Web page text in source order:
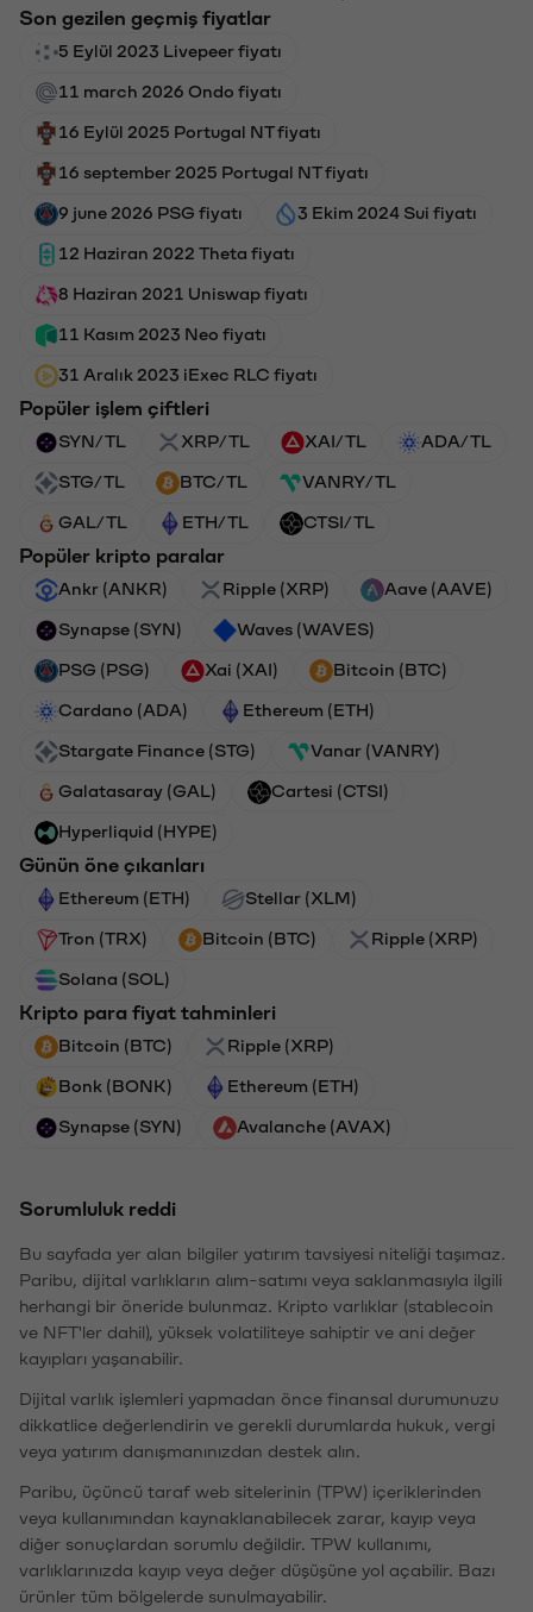
Son gezilen geçmiş fiyatlar
5 Eylül 2023 Livepeer fiyatı
11 march 2026 Ondo fiyatı
16 Eylül 2025 Portugal NT fiyatı
16 september 2025 Portugal NT fiyatı
9 june 2026 PSG fiyatı 3 Ekim 2024 Sui fiyatı
12 Haziran 2022 Theta fiyatı
8 Haziran 2021 Uniswap fiyatı
11 Kasım 2023 Neo fiyatı
31 Aralık 2023 iExec RLC fiyatı
Popüler işlem çiftleri
SYN/TL XRP/TL XAI/TL ADA/TL
STG/TL BTC/TL VANRY/TL
GAL/TL ETH/TL CTSI/TL
Popüler kripto paralar
Ankr (ANKR) Ripple (XRP) Aave (AAVE)
Synapse (SYN) Waves (WAVES)
PSG (PSG) Xai (XAI) Bitcoin (BTC)
Cardano (ADA) Ethereum (ETH)
Stargate Finance (STG) Vanar (VANRY)
Galatasaray (GAL) Cartesi (CTSI)
Hyperliquid (HYPE)
Günün öne çıkanları
Ethereum (ETH) Stellar (XLM)
Tron (TRX) Bitcoin (BTC) Ripple (XRP)
Solana (SOL)
Kripto para fiyat tahminleri
Bitcoin (BTC) Ripple (XRP)
Bonk (BONK) Ethereum (ETH)
Synapse (SYN) Avalanche (AVAX)
Sorumluluk reddi
Bu sayfada yer alan bilgiler yatırım tavsiyesi niteliği taşımaz.
Paribu, dijital varlıkların alım-satımı veya saklanmasıyla ilgili
herhangi bir öneride bulunmaz. Kripto varlıklar (stablecoin
ve NFT'ler dahil), yüksek volatiliteye sahiptir ve ani değer
kayıpları yaşanabilir.
Dijital varlık işlemleri yapmadan önce finansal durumunuzu
dikkatlice değerlendirin ve gerekli durumlarda hukuk, vergi
veya yatırım danışmanınızdan destek alın.
Paribu, üçüncü taraf web sitelerinin (TPW) içeriklerinden
veya kullanımından kaynaklanabilecek zarar, kayıp veya
diğer sonuçlardan sorumlu değildir. TPW kullanımı,
varlıklarınızda kayıp veya değer düşüşüne yol açabilir. Bazı
ürünler tüm bölgelerde sunulmayabilir.